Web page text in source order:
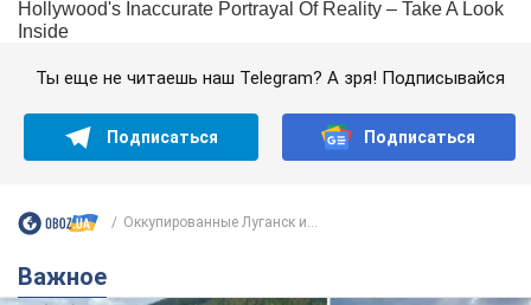
Ты еще не читаешь наш Telegram? А зря! Подписывайся
Подписаться Подписаться
Оккупированные Луганск и...
Важное